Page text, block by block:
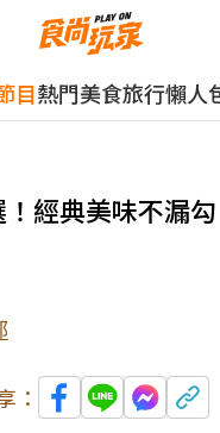
目熱門美食旅行懶人
經典美味不漏勾
：